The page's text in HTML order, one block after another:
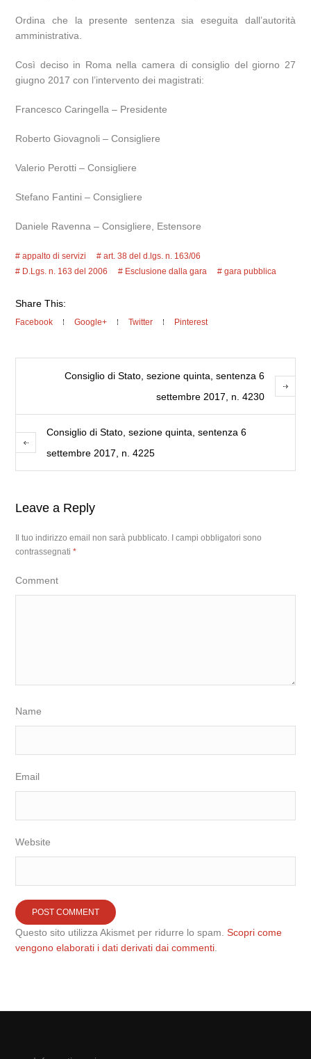
Ordina che la presente sentenza sia eseguita dall’autorità
amministrativa.
Così deciso in Roma nella camera di consiglio del giorno 27
giugno 2017 con l’intervento dei magistrati:
Francesco Caringella – Presidente
Roberto Giovagnoli – Consigliere
Valerio Perotti – Consigliere
Stefano Fantini – Consigliere
Daniele Ravenna – Consigliere, Estensore
appalto di servizi
art. 38 del d.lgs. n. 163/06
D.Lgs. n. 163 del 2006
Esclusione dalla gara gara pubblica
Share This:
Facebook Google+ Twitter Pinterest
Consiglio di Stato, sezione quinta, sentenza 6
settembre 2017, n. 4230
Consiglio di Stato, sezione quinta, sentenza 6
settembre 2017, n. 4225
Leave a Reply
Il tuo indirizzo email non sarà pubblicato.
I campi obbligatori sono
contrassegnati*
Comment
Name
Email
Website
Questo sito utilizza Akismet per ridurre lo spam.Scopri come
vengono elaborati i dati derivati dai commenti